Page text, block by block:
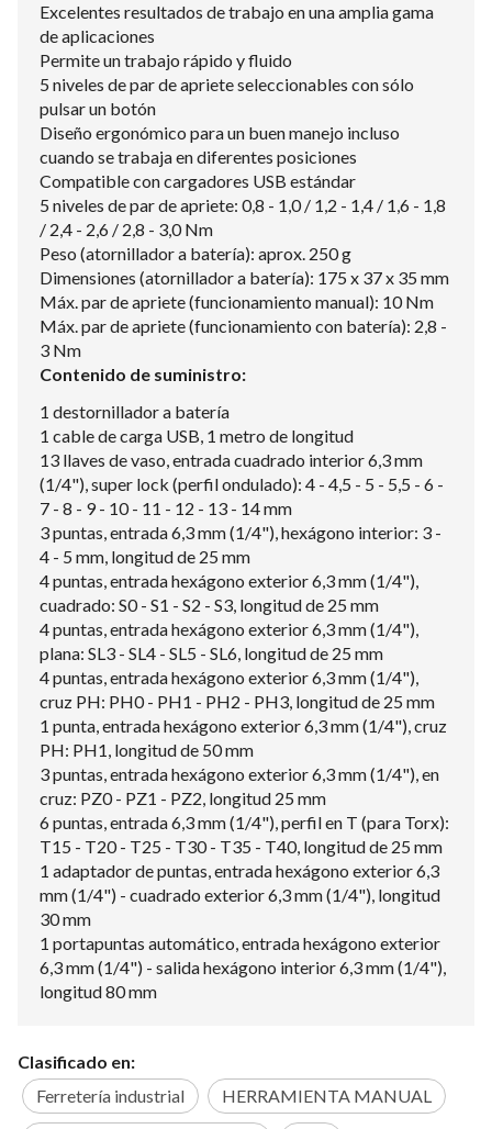
Excelentes resultados de trabajo en una amplia gama
de aplicaciones
Permite un trabajo rápido y fluido
5 niveles de par de apriete seleccionables con sólo
pulsar un botón
Diseño ergonómico para un buen manejo incluso
cuando se trabaja en diferentes posiciones
Compatible con cargadores USB estándar
5 niveles de par de apriete: 0,8 - 1,0 / 1,2 - 1,4 / 1,6 - 1,8
/ 2,4 - 2,6 / 2,8 - 3,0 Nm
Peso (atornillador a batería): aprox. 250 g
Dimensiones (atornillador a batería): 175 x 37 x 35 mm
Máx. par de apriete (funcionamiento manual): 10 Nm
Máx. par de apriete (funcionamiento con batería): 2,8 -
3 Nm
Contenido de suministro:
1 destornillador a batería
1 cable de carga USB, 1 metro de longitud
13 llaves de vaso, entrada cuadrado interior 6,3 mm
(1/4"), super lock (perfil ondulado): 4 - 4,5 - 5 - 5,5 - 6 -
7 - 8 - 9 - 10 - 11 - 12 - 13 - 14 mm
3 puntas, entrada 6,3 mm (1/4"), hexágono interior: 3 -
4 - 5 mm, longitud de 25 mm
4 puntas, entrada hexágono exterior 6,3 mm (1/4"),
cuadrado: S0 - S1 - S2 - S3, longitud de 25 mm
4 puntas, entrada hexágono exterior 6,3 mm (1/4"),
plana: SL3 - SL4 - SL5 - SL6, longitud de 25 mm
4 puntas, entrada hexágono exterior 6,3 mm (1/4"),
cruz PH: PH0 - PH1 - PH2 - PH3, longitud de 25 mm
1 punta, entrada hexágono exterior 6,3 mm (1/4"), cruz
PH: PH1, longitud de 50 mm
3 puntas, entrada hexágono exterior 6,3 mm (1/4"), en
cruz: PZ0 - PZ1 - PZ2, longitud 25 mm
6 puntas, entrada 6,3 mm (1/4"), perfil en T (para Torx):
T15 - T20 - T25 - T30 - T35 - T40, longitud de 25 mm
1 adaptador de puntas, entrada hexágono exterior 6,3
mm (1/4") - cuadrado exterior 6,3 mm (1/4"), longitud
30 mm
1 portapuntas automático, entrada hexágono exterior
6,3 mm (1/4") - salida hexágono interior 6,3 mm (1/4"),
longitud 80 mm
Clasificado en:
Ferretería industrial
HERRAMIENTA MANUAL